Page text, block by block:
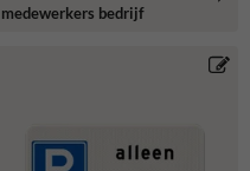
medewerkers bedrijf